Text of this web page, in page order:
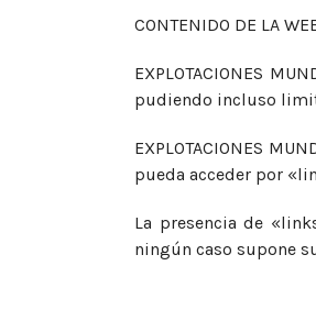
CONTENIDO DE LA
EXPLOTACIONES
pudiendo incluso
EXPLOTACIONES
pueda acceder por
La presencia de
ningún caso supone